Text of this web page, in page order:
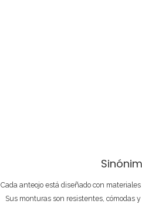
Cada anteojo está diseñado con
Sus monturas son resistentes, cómodas